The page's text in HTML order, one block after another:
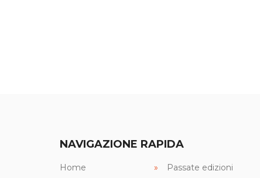
NAVIGAZIONE RAPIDA
Home Passate edizioni